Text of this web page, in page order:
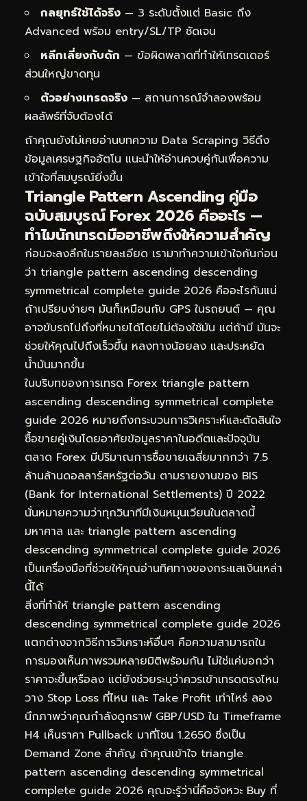
กลยุทธ์ใช้ได้จริง — 3 ระดับตั้งแต่ Basic ถึง
Advanced พร้อม entry/SL/TP ชัดเจน
หลีกเลี่ยงกับดัก — ข้อผิดพลาดที่ทำให้เทรดเดอร์
ส่วนใหญ่ขาดทุน
ตัวอย่างเทรดจริง — สถานการณ์จำลองพร้อม
ผลลัพธ์ที่จับต้องได้
ถ้าคุณยังไม่เคยอ่านบทความ Data Scraping วิธีดึง
ข้อมูลเศรษฐกิจอัตโน แนะนำให้อ่านควบคู่กันเพื่อความ
เข้าใจที่สมบูรณ์ยิ่งขึ้น
Triangle Pattern Ascending คู่มือ
ฉบับสมบูรณ์ Forex 2026 คืออะไร —
ทำไมนักเทรดมืออาชีพถึงให้ความสำคัญ
ก่อนจะลงลึกในรายละเอียด เรามาทำความเข้าใจกันก่อน
ว่า triangle pattern ascending descending
symmetrical complete guide 2026 คืออะไรกันแน่
ถ้าเปรียบง่ายๆ มันก็เหมือนกับ GPS ในรถยนต์ — คุณ
อาจขับรถไปถึงที่หมายได้โดยไม่ต้องใช้มัน แต่ถ้ามี มันจะ
ช่วยให้คุณไปถึงเร็วขึ้น หลงทางน้อยลง และประหยัด
น้ำมันมากขึ้น
ในบริบทของการเทรด Forex triangle pattern
ascending descending symmetrical complete
guide 2026 หมายถึงกระบวนการวิเคราะห์และตัดสินใจ
ซื้อขายคู่เงินโดยอาศัยข้อมูลราคาในอดีตและปัจจุบัน
ตลาด Forex มีปริมาณการซื้อขายเฉลี่ยมากกว่า 7.5
ล้านล้านดอลลาร์สหรัฐต่อวัน ตามรายงานของ BIS
(Bank for International Settlements) ปี 2022
นั่นหมายความว่าทุกวินาทีมีเงินหมุนเวียนในตลาดนี้
มหาศาล และ triangle pattern ascending
descending symmetrical complete guide 2026
เป็นเครื่องมือที่ช่วยให้คุณอ่านทิศทางของกระแสเงินเหล่า
นี้ได้
สิ่งที่ทำให้ triangle pattern ascending
descending symmetrical complete guide 2026
แตกต่างจากวิธีการวิเคราะห์อื่นๆ คือความสามารถใน
การมองเห็นภาพรวมหลายมิติพร้อมกัน ไม่ใช่แค่บอกว่า
ราคาจะขึ้นหรือลง แต่ยังช่วยระบุว่าควรเข้าเทรดตรงไหน
วาง Stop Loss ที่ไหน และ Take Profit เท่าไหร่ ลอง
นึกภาพว่าคุณกำลังดูกราฟ GBP/USD ใน Timeframe
H4 เห็นราคา Pullback มาที่โซน 1.2650 ซึ่งเป็น
Demand Zone สำคัญ ถ้าคุณเข้าใจ triangle
pattern ascending descending symmetrical
complete guide 2026 คุณจะรู้ว่านี่คือจังหวะ Buy ที่